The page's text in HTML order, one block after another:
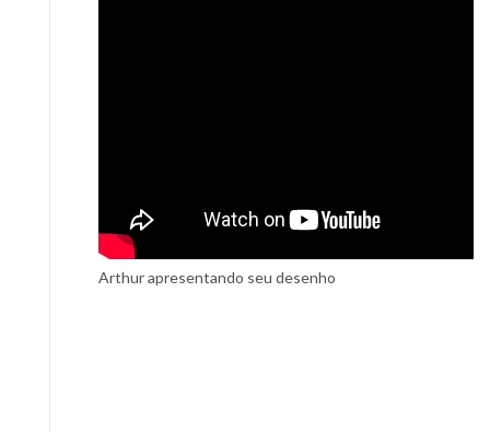
Arthur apresentando seu desenho